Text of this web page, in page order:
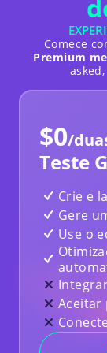
Hocoos é
tempo, é
soluções
suporte é
eles levam
Yousef
Nigéria
Análise
Usei o
academia
recursos e
suas
dois
Comece
Premium
$0/
Teste
Crie e
Gere
Use o
Aceitar